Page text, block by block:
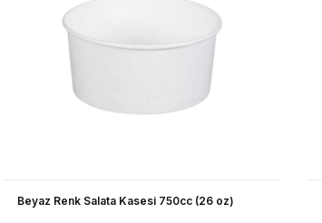
Beyaz Renk Salata Kasesi 750cc (26 oz)